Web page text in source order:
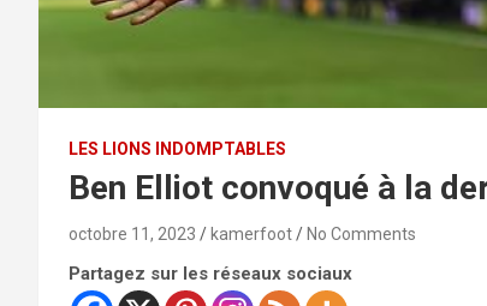
LES LIONS INDOMPTABLES
Ben Elliot convoqué à la
octobre 11, 2023 kamerfoot No Comments
Partagez sur les réseaux sociaux